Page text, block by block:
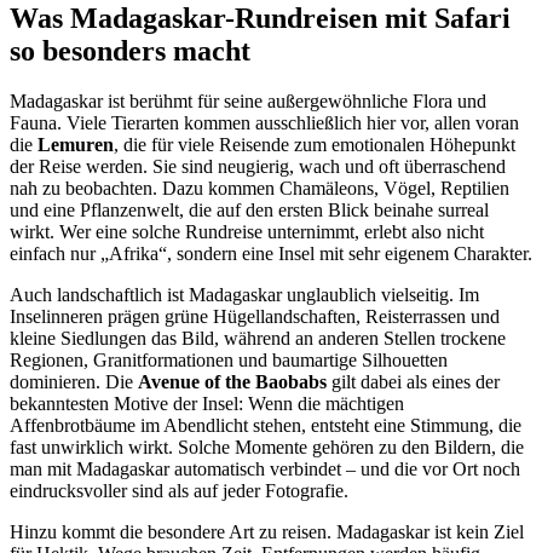
Was Madagaskar-Rundreisen mit Safari
so besonders macht
Madagaskar ist berühmt für seine außergewöhnliche Flora und
Fauna. Viele Tierarten kommen ausschließlich hier vor, allen voran
die Lemuren, die für viele Reisende zum emotionalen Höhepunkt
der Reise werden. Sie sind neugierig, wach und oft überraschend
nah zu beobachten. Dazu kommen Chamäleons, Vögel, Reptilien
und eine Pflanzenwelt, die auf den ersten Blick beinahe surreal
wirkt. Wer eine solche Rundreise unternimmt, erlebt also nicht
einfach nur „Afrika“, sondern eine Insel mit sehr eigenem Charakter.
Auch landschaftlich ist Madagaskar unglaublich vielseitig. Im
Inselinneren prägen grüne Hügellandschaften, Reisterrassen und
kleine Siedlungen das Bild, während an anderen Stellen trockene
Regionen, Granitformationen und baumartige Silhouetten
dominieren. Die Avenue of the Baobabs gilt dabei als eines der
bekanntesten Motive der Insel: Wenn die mächtigen
Affenbrotbäume im Abendlicht stehen, entsteht eine Stimmung, die
fast unwirklich wirkt. Solche Momente gehören zu den Bildern, die
man mit Madagaskar automatisch verbindet – und die vor Ort noch
eindrucksvoller sind als auf jeder Fotografie.
Hinzu kommt die besondere Art zu reisen. Madagaskar ist kein Ziel